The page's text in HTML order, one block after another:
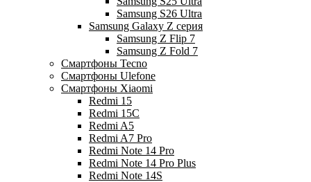
Samsung S26 Ultra
Samsung Galaxy Z серия
Samsung Z Flip 7
Samsung Z Fold 7
Смартфоны Tecno
Смартфоны Ulefone
Смартфоны Xiaomi
Redmi 15
Redmi 15C
Redmi A5
Redmi A7 Pro
Redmi Note 14 Pro
Redmi Note 14 Pro Plus
Redmi Note 14S